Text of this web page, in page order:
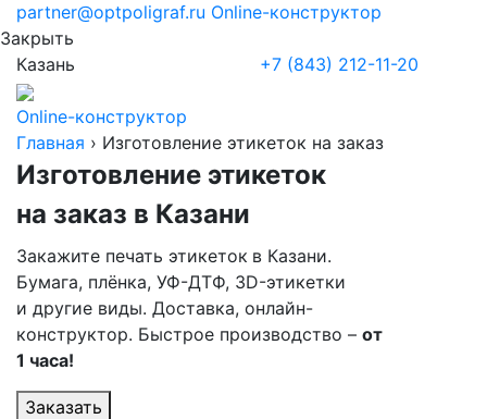
partner@optpoligraf.ru Online-конструктор
Закрыть
Казань
+7 (843) 212-11-20
Online-конструктор
Главная › Изготовление этикеток на заказ
Изготовление этикеток
на заказ в Казани
Закажите печать этикеток в Казани.
Бумага, плёнка, УФ-ДТФ, 3D-этикетки
и другие виды. Доставка, онлайн-
конструктор. Быстрое производство – от
1 часа!
Заказать